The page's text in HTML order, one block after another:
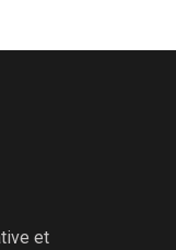
et